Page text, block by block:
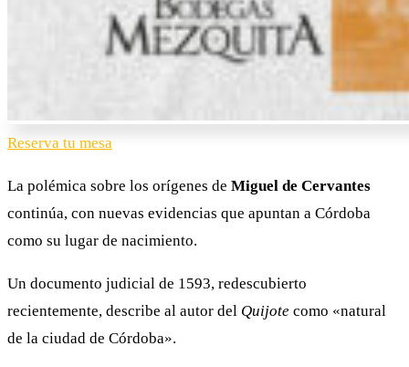
Reserva tu mesa
La polémica sobre los orígenes de Miguel de Cervantes
continúa, con nuevas evidencias que apuntan a Córdoba
como su lugar de nacimiento.
Un documento judicial de 1593, redescubierto
recientemente, describe al autor del Quijote como «natural
de la ciudad de Córdoba».